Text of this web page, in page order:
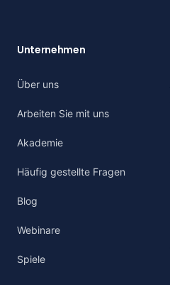
Unternehmen
Über uns
Arbeiten Sie mit uns
Akademie
Häufig gestellte Fragen
Blog
Webinare
Spiele